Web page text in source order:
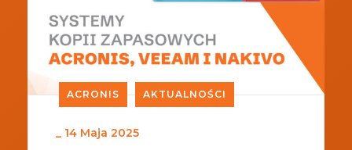
ACRONIS AKTUALNOŚCI
_ 14 Maja 2025